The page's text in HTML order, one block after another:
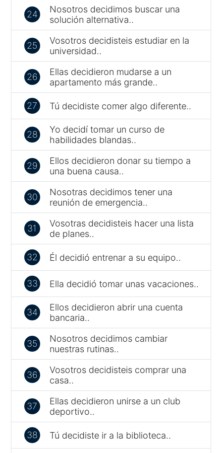
24
Nosotros decidimos buscar una
solución alternativa..
25
Vosotros decidisteis estudiar en la
universidad..
26
Ellas decidieron mudarse a un
apartamento más grande..
27 Tú decidiste comer algo diferente..
28
Yo decidí tomar un curso de
habilidades blandas..
29
Ellos decidieron donar su tiempo a
una buena causa..
30
Nosotras decidimos tener una
reunión de emergencia..
31
Vosotras decidisteis hacer una lista
de planes..
32 Él decidió entrenar a su equipo..
33 Ella decidió tomar unas vacaciones..
34
Ellos decidieron abrir una cuenta
bancaria..
35
Nosotros decidimos cambiar
nuestras rutinas..
36
Vosotros decidisteis comprar una
casa..
37
Ellas decidieron unirse a un club
deportivo..
38 Tú decidiste ir a la biblioteca..